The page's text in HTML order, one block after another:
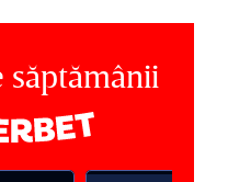
săptămânii